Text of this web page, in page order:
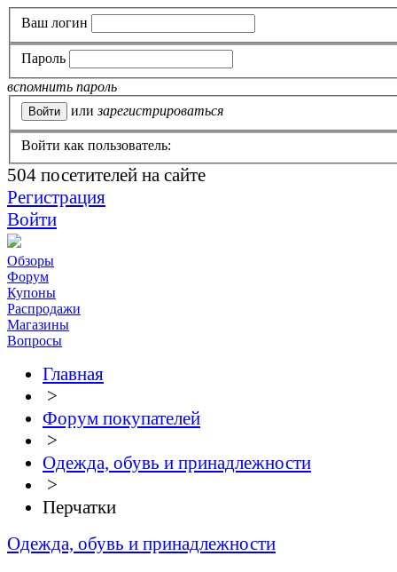
Ваш логин
Пароль
вспомнить пароль
или зарегистрироваться
Войти как пользователь:
504 посетителей на сайте
Регистрация
Войти
Обзоры
Форум
Купоны
Распродажи
Магазины
Вопросы
Главная
>
Форум покупателей
>
Одежда, обувь и принадлежности
>
Перчатки
Одежда, обувь и принадлежности